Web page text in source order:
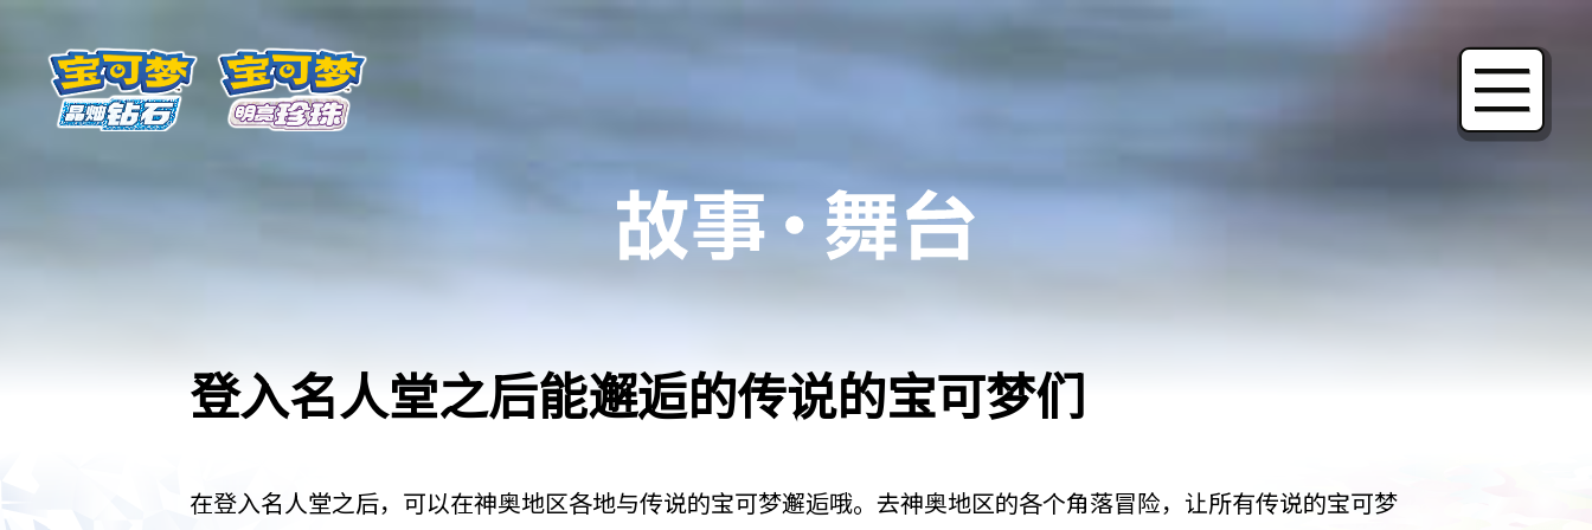
登入名人堂之后能邂逅的传说的宝可梦们
在登入名人堂之后，可以在神奥地区各地与传说的宝可梦邂逅哦。去神奥地区的各个角落冒险，让所有传说的宝可梦